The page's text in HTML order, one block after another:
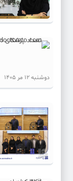
دوشنبه 12 مر 1405